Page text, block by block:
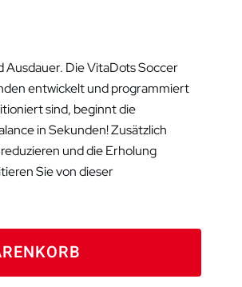
Ausdauer. Die VitaDots Soccer
entwickelt und programmiert
sind, beginnt die
in Sekunden! Zusätzlich
und die Erholung
Sie von dieser